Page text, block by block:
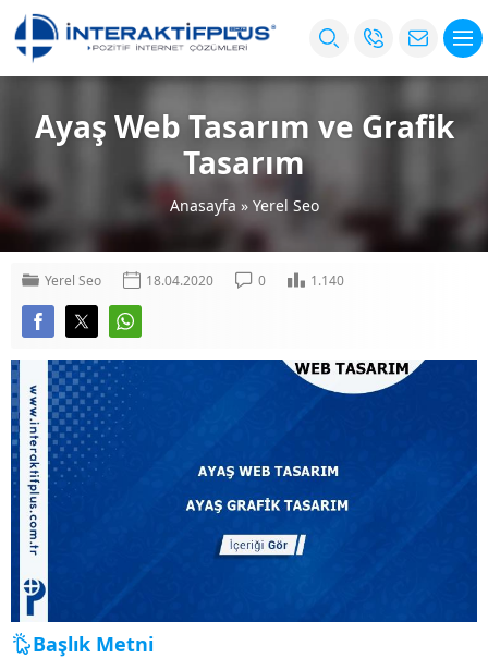
Ayaş Web Tasarım ve Grafik
Tasarım
Anasayfa » Yerel Seo
Yerel Seo 18.04.2020 0 1.140
Başlık Metni